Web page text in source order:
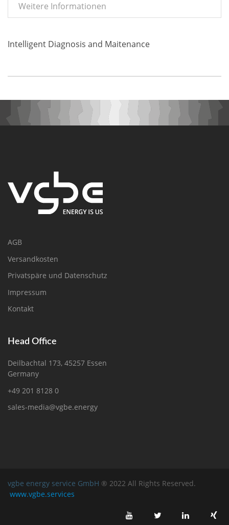
Weitere Informationen
Intelligent Diagnosis and Maitenance
AGB
Versandkosten
Privatspäre und Datenschutz
Impressum
Kontakt
Head Office
Deilbachtal 173, 45257 Essen
Germany
+49 201 8128 0
sales-media@vgbe.energy
vgbe energy service GmbH ® 2022 All Rights Reserved.
www.vgbe.services